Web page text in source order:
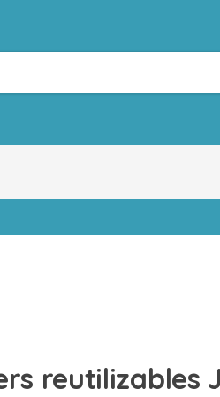
reutilizables